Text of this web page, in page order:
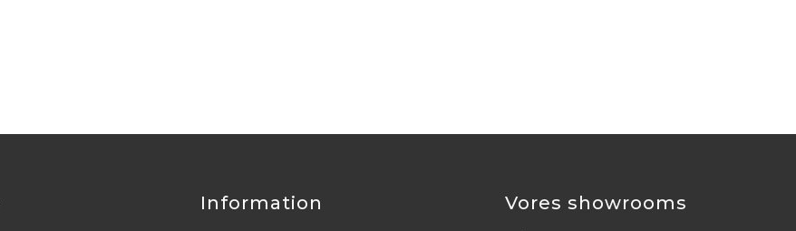
Information Vores showrooms